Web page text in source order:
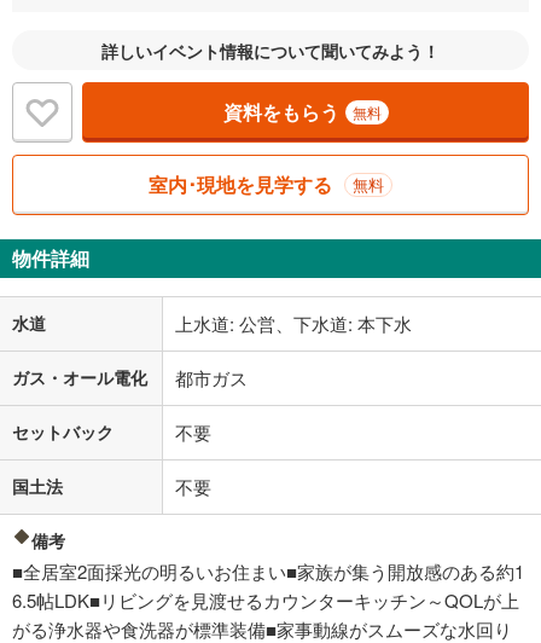
詳しいイベント情報について聞いてみよう！
資料をもらう 無料
室内･現地を見学する 無料
物件詳細
水道 上水道: 公営、下水道: 本下水
ガス・オール電化 都市ガス
セットバック 不要
国土法 不要
備考
■全居室2面採光の明るいお住まい■家族が集う開放感のある約1
6.5帖LDK■リビングを見渡せるカウンターキッチン～QOLが上
がる浄水器や食洗器が標準装備■家事動線がスムーズな水回り